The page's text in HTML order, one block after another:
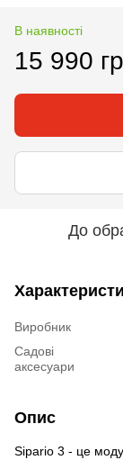
В наявності
15 990
До
Виробник
Садові
аксесуари
Опис
Sipario 3 - це